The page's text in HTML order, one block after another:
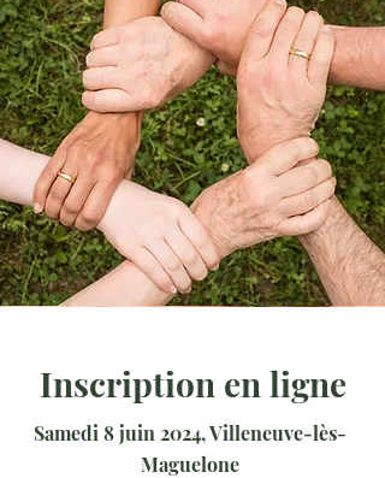
Inscription en ligne
Samedi 8 juin 2024, Villeneuve-lès-
Maguelone